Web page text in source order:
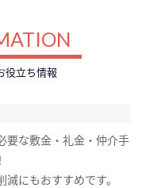
役立ち情報
要な敷金・礼金・仲介手
にもおすすめです。